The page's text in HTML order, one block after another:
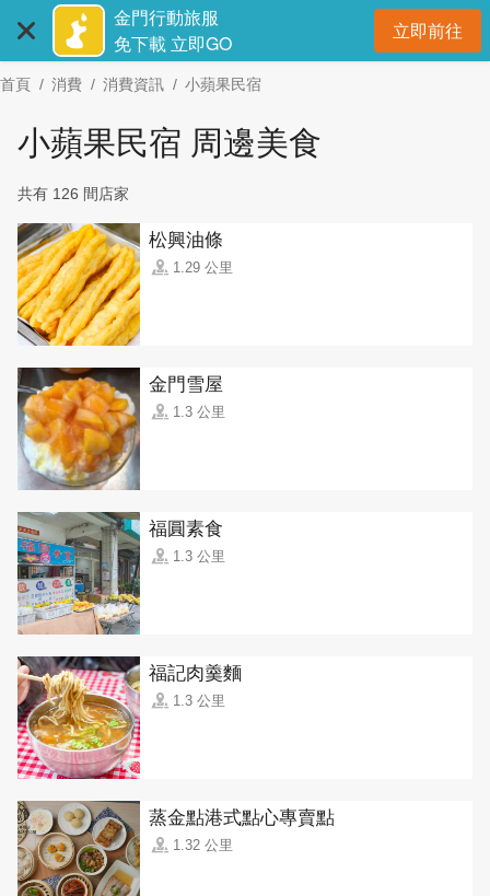
主
要
金門行動旅服
免下載 立即GO
立即前往開
首頁 消費 消費資訊 小蘋果民宿
小蘋果民宿 周邊美食
共有 126 間店家
松興油條
1.29 公里
金門雪屋
1.3 公里
福圓素食
1.3 公里
福記肉羹麵
1.3 公里
蒸金點港式點心專賣點
1.32 公里